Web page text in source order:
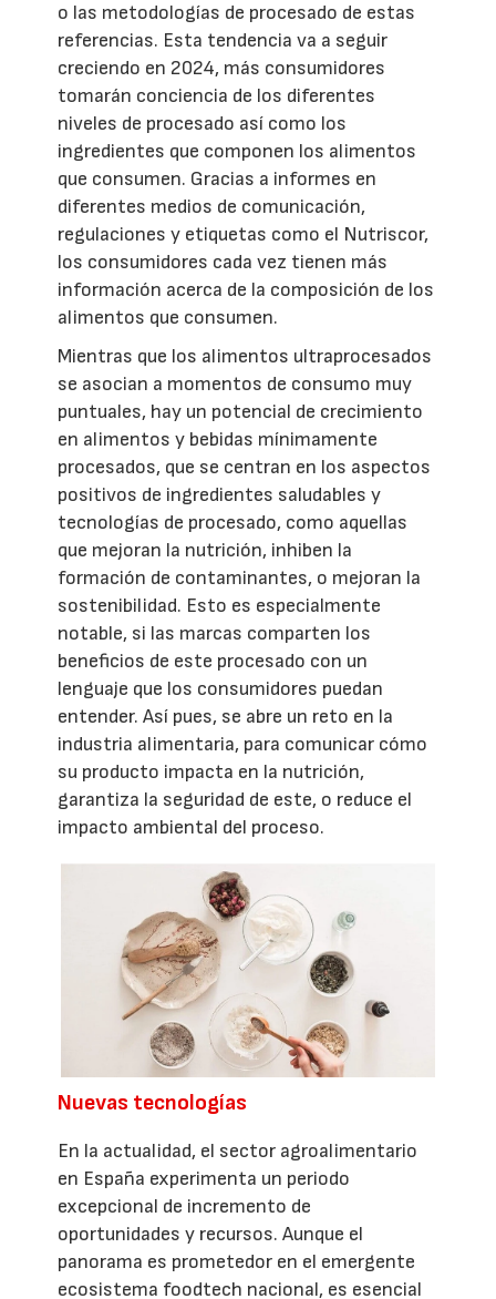
o las metodologías de procesado de estas
referencias. Esta tendencia va a seguir
creciendo en 2024, más consumidores
tomarán conciencia de los diferentes
niveles de procesado así como los
ingredientes que componen los alimentos
que consumen. Gracias a informes en
diferentes medios de comunicación,
regulaciones y etiquetas como el Nutriscor,
los consumidores cada vez tienen más
información acerca de la composición de los
alimentos que consumen.
Mientras que los alimentos ultraprocesados
se asocian a momentos de consumo muy
puntuales, hay un potencial de crecimiento
en alimentos y bebidas mínimamente
procesados, que se centran en los aspectos
positivos de ingredientes saludables y
tecnologías de procesado, como aquellas
que mejoran la nutrición, inhiben la
formación de contaminantes, o mejoran la
sostenibilidad. Esto es especialmente
notable, si las marcas comparten los
beneficios de este procesado con un
lenguaje que los consumidores puedan
entender. Así pues, se abre un reto en la
industria alimentaria, para comunicar cómo
su producto impacta en la nutrición,
garantiza la seguridad de este, o reduce el
impacto ambiental del proceso.
Nuevas tecnologías
En la actualidad, el sector agroalimentario
en España experimenta un periodo
excepcional de incremento de
oportunidades y recursos. Aunque el
panorama es prometedor en el emergente
ecosistema foodtech nacional, es esencial